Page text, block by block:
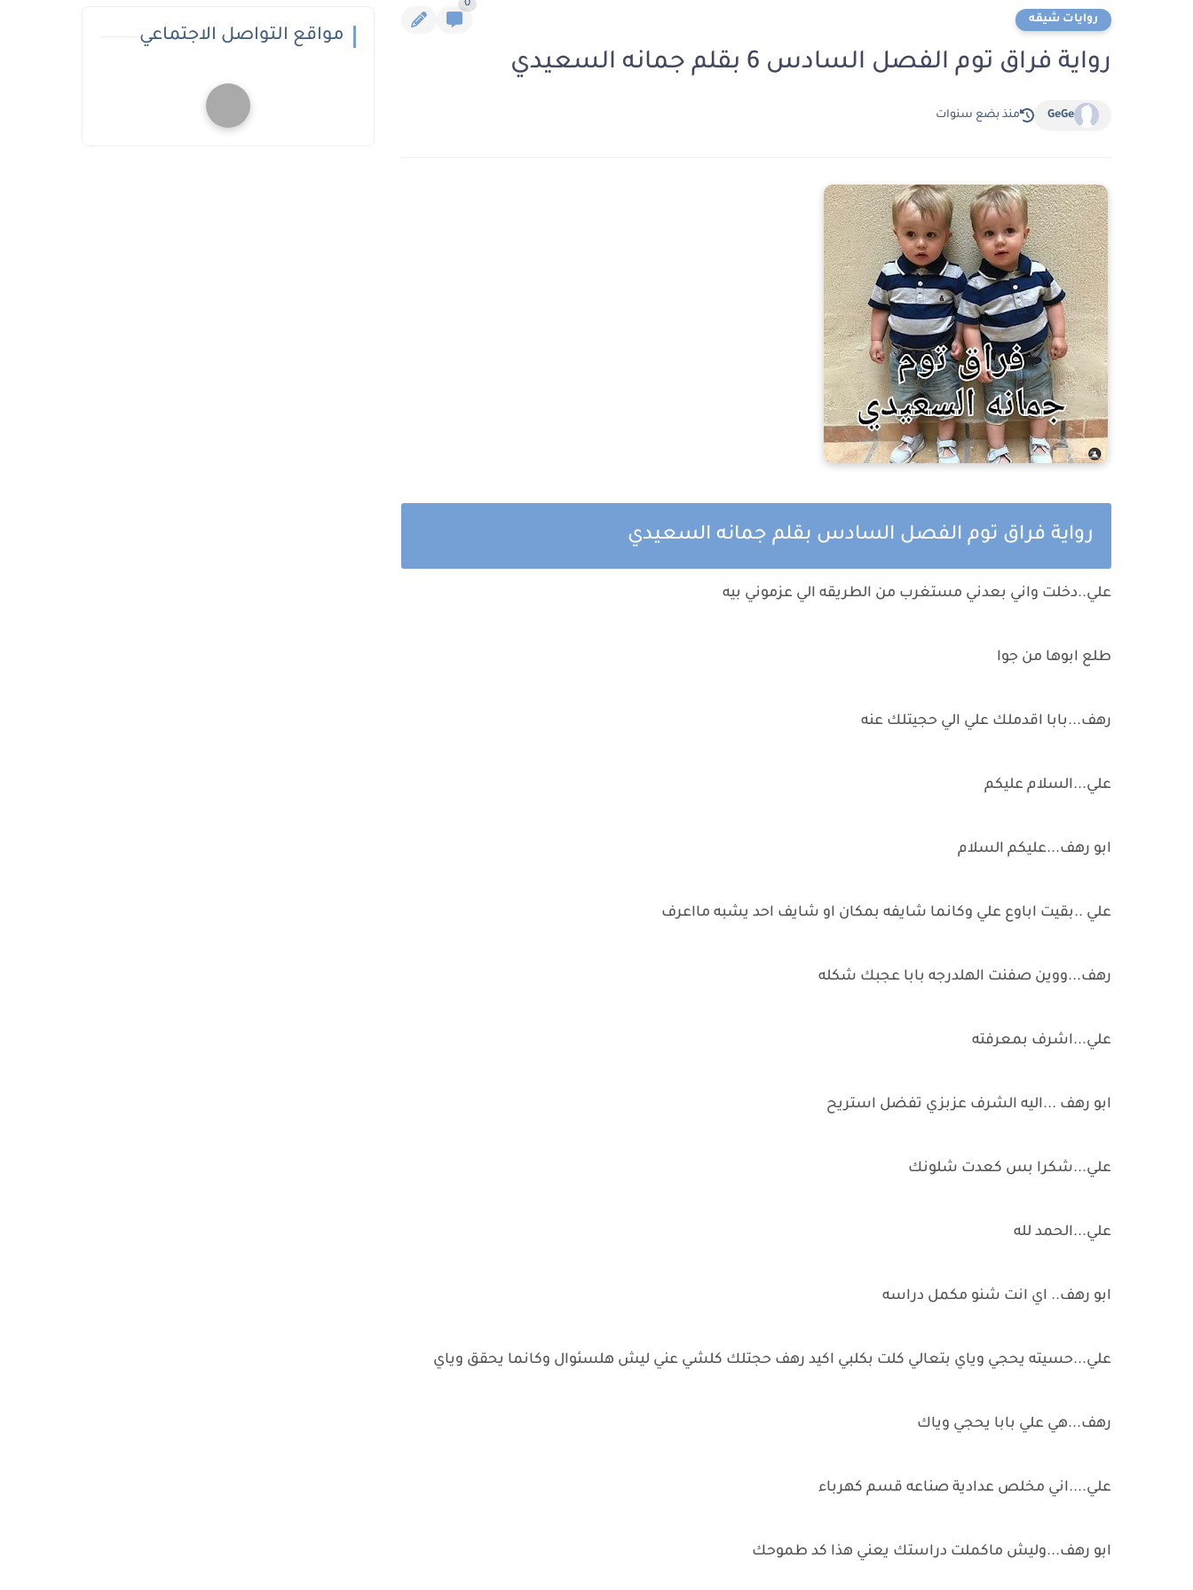
روايات شيقه
0
رواية فراق توم الفصل السادس 6 بقلم جمانه السعيدي
GeGe منذ بضع سنوات
رواية فراق توم الفصل السادس بقلم جمانه السعيدي
علي..دخلت واني بعدني مستغرب من الطريقه الي عزموني بيه
طلع ابوها من جوا
رهف...بابا اقدملك علي الي حجيتلك عنه
علي...السلام عليكم
ابو رهف...عليكم السلام
علي ..بقيت اباوع علي وكانما شايفه بمكان او شايف احد يشبه مااعرف
رهف...ووين صفنت الهلدرجه بابا عجبك شكله
علي...اشرف بمعرفته
ابو رهف ...اليه الشرف عزبزي تفضل استريح
علي...شكرا بس كعدت شلونك
علي...الحمد لله
ابو رهف.. اي انت شنو مكمل دراسه
علي...حسيته يحجي وياي بتعالي كلت بكلبي اكيد رهف حجتلك كلشي عني ليش هلسئوال وكانما يحقق وياي
رهف...هي علي بابا يحجي وياك
علي....اني مخلص عدادية صناعه قسم كهرباء
ابو رهف...وليش ماكملت دراستك يعني هذا كد طموحك
مواقع التواصل الاجتماعي